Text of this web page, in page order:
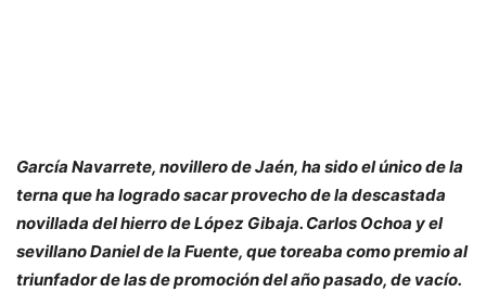
García Navarrete, novillero de Jaén, ha sido el único de la
terna que ha logrado sacar provecho de la descastada
novillada del hierro de López Gibaja. Carlos Ochoa y el
sevillano Daniel de la Fuente, que toreaba como premio al
triunfador de las de promoción del año pasado, de vacío.